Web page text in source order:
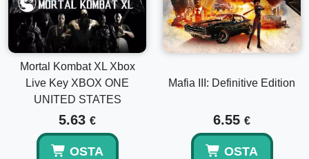
Mortal Kombat XL Xbox
Live Key XBOX ONE
UNITED STATES
5.63 €
OSTA
Mafia III: Definitive Edition
6.55 €
OSTA